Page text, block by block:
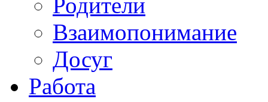
Взаимопонимание
Досуг
Работа